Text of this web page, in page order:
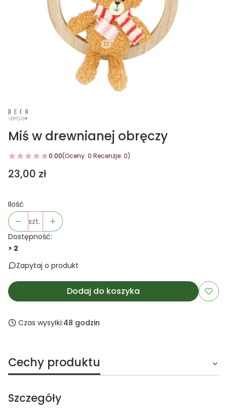
Miś w drewnianej obręczy
0.00(Oceny: 0 Recenzje: 0)
Cena
23,00 zł
Ilość
szt.
Dostępność:
> 2
Zapytaj o produkt
Dodaj do koszyka
Czas wysyłki:48 godzin
Cechy produktu
Szczegóły